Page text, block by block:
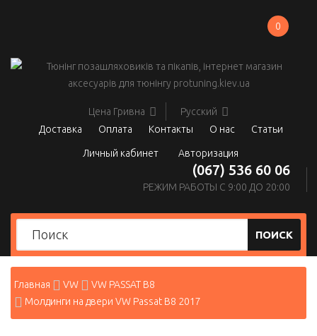
Цена Гривна
Русский
Доставка
Оплата Контакты О нас Статьи
Личный кабинет Авторизация
0
(067) 536 60 06
РЕЖИМ РАБОТЫ С 9:00 ДО 20:00
ПОИСК
Главная VW
VW PASSAT B8
Молдинги на двери VW Passat B8 2017